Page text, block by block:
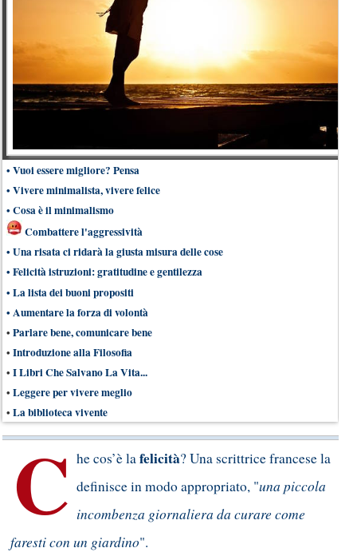
• Vuoi essere migliore? Pensa
• Vivere minimalista, vivere felice
• Cosa è il minimalismo
Combattere l'aggressività
• Una risata ci ridarà la giusta misura delle cose
• Felicità istruzioni: gratitudine e gentilezza
• La lista dei buoni propositi
• Aumentare la forza di volontà
• Parlare bene, comunicare bene
• Introduzione alla Filosofia
• I Libri Che Salvano La Vita...
• Leggere per vivere meglio
• La biblioteca vivente
C he cos’è lafelicità? Una scrittrice francese la
definisce in modo appropriato, "una piccola
incombenza giornaliera da curare come
faresti con un giardino".